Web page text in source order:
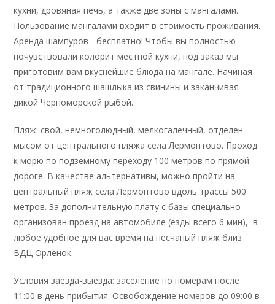
кухни, дровяная печь, а также две зоны с мангалами.
Пользование мангалами входит в стоимость проживания.
Аренда шампуров - бесплатно! Чтобы вы полностью
почувствовали колорит местной кухни, под заказ мы
приготовим вам вкуснейшие блюда на мангале. Начиная
от традиционного шашлыка из свинины и заканчивая
дикой Черноморской рыбой.
Пляж: свой, немноголюдный, мелкогалечный, отделен
мысом от центрального пляжа села Лермонтово. Проход
к морю по подземному переходу 100 метров по прямой
дороге. В качестве альтернативы, можно пройти на
центральный пляж села Лермонтово вдоль трассы 500
метров. За дополнительную плату с базы специально
организован проезд на автомобиле (езды всего 6 мин), в
любое удобное для вас время на песчаный пляж близ
ВДЦ Орлёнок.
Условия заезда-выезда: заселение по номерам после
11:00 в день прибытия. Освобождение номеров до 09:00 в